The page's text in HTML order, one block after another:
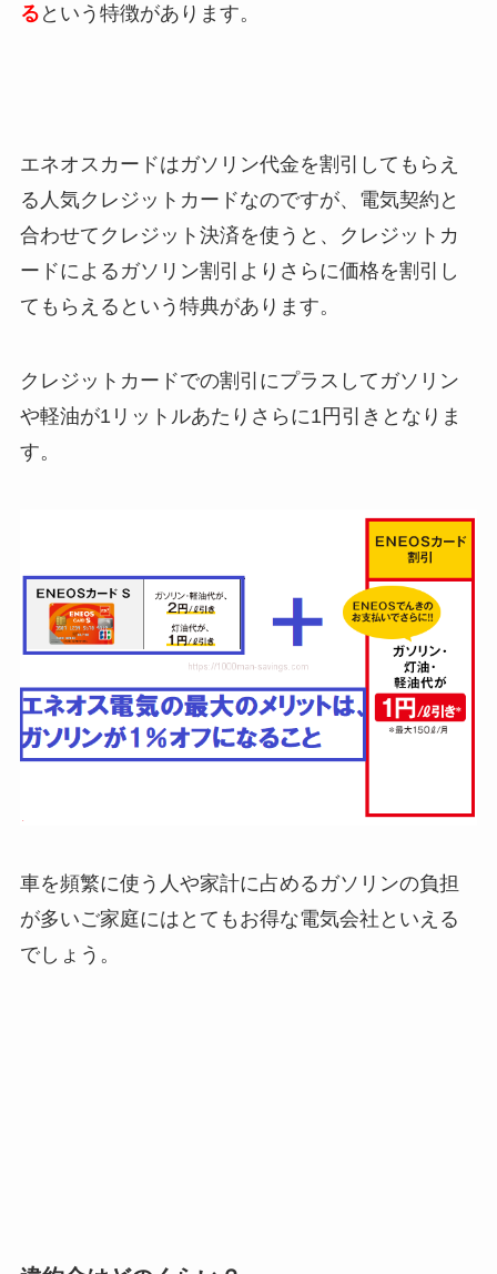
る という特徴があります。
エネオスカードはガソリン代金を割引してもらえ
る人気クレジットカードなのですが、電気契約と
合わせてクレジット決済を使うと、クレジットカ
ードによるガソリン割引よりさらに価格を割引し
てもらえるという特典があります。
クレジットカードでの割引にプラスしてガソリン
や軽油が1リットルあたりさらに1円引きとなりま
す。
車を頻繁に使う人や家計に占めるガソリンの負担
が多いご家庭にはとてもお得な電気会社といえる
でしょう。